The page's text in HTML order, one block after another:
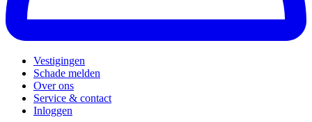
Vestigingen
Schade melden
Over ons
Service & contact
Inloggen